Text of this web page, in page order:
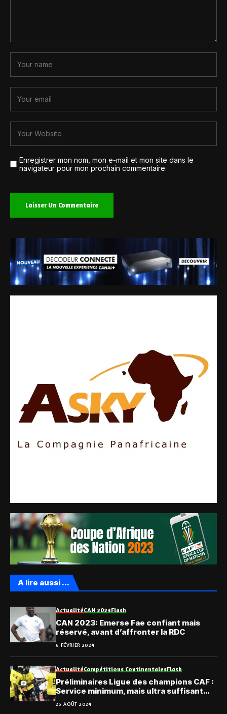
Enregistrer mon nom, mon e-mail et mon site dans le
navigateur pour mon prochain commentaire.
A lire aussi ...
ActualitéCAN 2023Flash
CAN 2023: Emerse Fae confiant mais
réservé, avant d’affronter la RDC
6 FÉVRIER 2024
ActualitéCompétitions ContinentalesFlash
Préliminaires Ligue des champions CAF :
Service minimum, mais ultra suffisant
pour l’ASKO face au CD Mongomo
25 AOÛT 2024